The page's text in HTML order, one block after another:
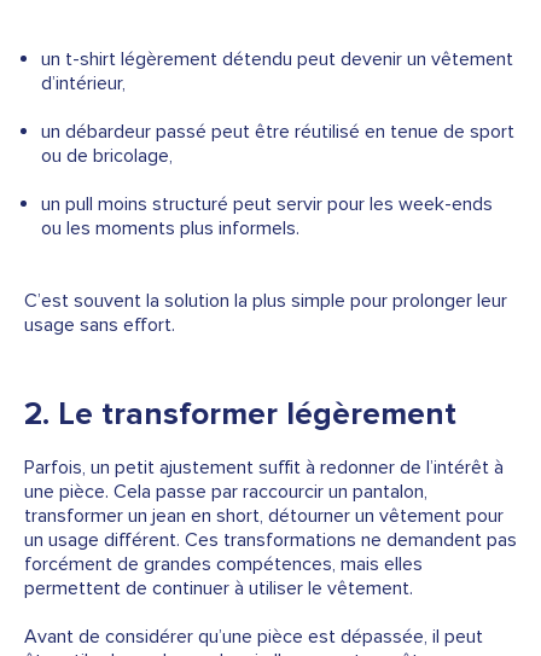
un t-shirt légèrement détendu peut devenir un vêtement
d’intérieur,
un débardeur passé peut être réutilisé en tenue de sport
ou de bricolage,
un pull moins structuré peut servir pour les week-ends
ou les moments plus informels.
C’est souvent la solution la plus simple pour prolonger leur
usage sans effort.
2. Le transformer légèrement
Parfois, un petit ajustement suffit à redonner de l’intérêt à
une pièce. Cela passe par raccourcir un pantalon,
transformer un jean en short, détourner un vêtement pour
un usage différent. Ces transformations ne demandent pas
forcément de grandes compétences, mais elles
permettent de continuer à utiliser le vêtement.
Avant de considérer qu’une pièce est dépassée, il peut